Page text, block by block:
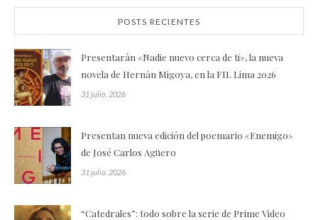
POSTS RECIENTES
Presentarán «Nadie nuevo cerca de ti», la nueva
novela de Hernán Migoya, en la FIL Lima 2026
31 julio, 2026
Presentan nueva edición del poemario «Enemigo»
de José Carlos Agüero
31 julio, 2026
“Catedrales”: todo sobre la serie de Prime Video